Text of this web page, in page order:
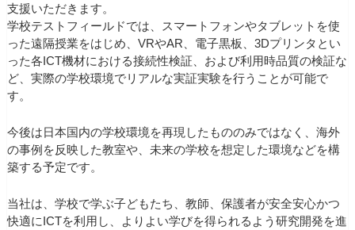
支援いただきます。
学校テストフィールドでは、スマートフォンやタブレットを使
った遠隔授業をはじめ、VRやAR、電子黒板、3Dプリンタとい
った各ICT機材における接続性検証、および利用時品質の検証な
ど、実際の学校環境でリアルな実証実験を行うことが可能で
す。
今後は日本国内の学校環境を再現したもののみではなく、海外
の事例を反映した教室や、未来の学校を想定した環境などを構
築する予定です。
当社は、学校で学ぶ子どもたち、教師、保護者が安全安心かつ
快適にICTを利用し、よりよい学びを得られるよう研究開発を進